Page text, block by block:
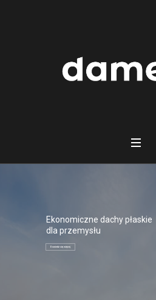
Ekonomiczne dachy płaskie
dla przemysłu
Dowiedz się więcej